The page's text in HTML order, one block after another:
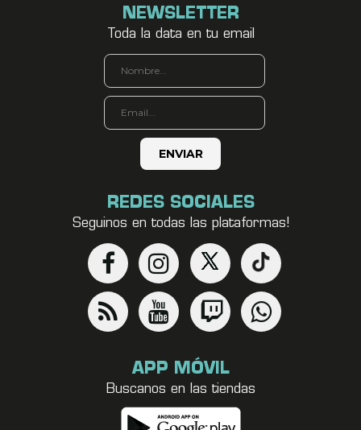
NEWSLETTER
Toda la data en tu email
REDES SOCIALES
Seguinos en todas las plataformas!
APP MÓVIL
Buscanos en las tiendas